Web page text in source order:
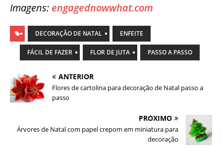
Imagens: engagednowwhat.com
DECORAÇÃO DE NATAL ENFEITE
FÁCIL DE FAZER FLOR DE JUTA PASSO A PASSO
ANTERIOR
Flores de cartolina para decoração de Natal passo a
passo
PRÓXIMO
Árvores de Natal com papel crepom em miniatura para
decoração